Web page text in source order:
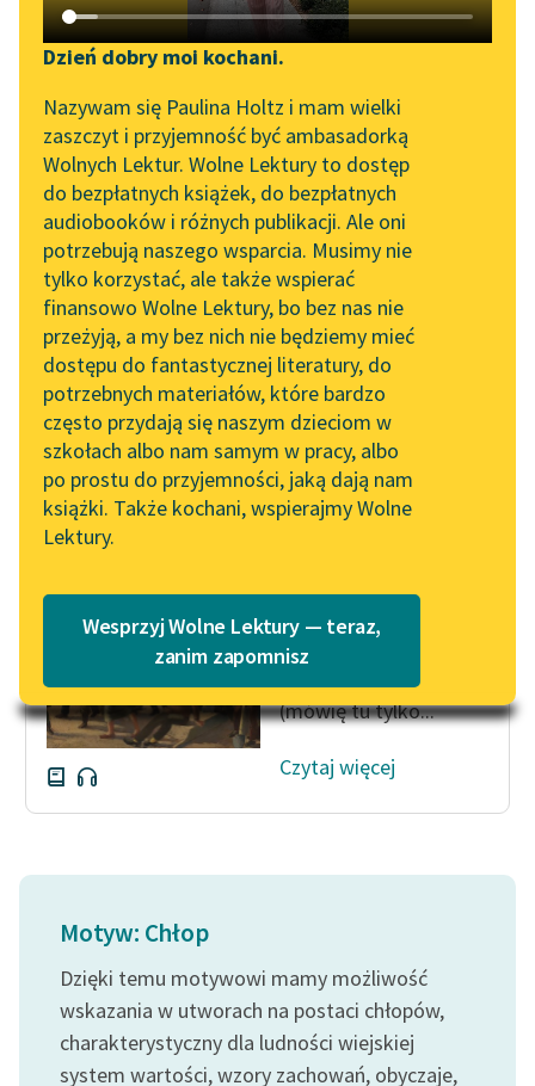
Katalog DAISY
Podkasty o książkach
Zgłoś brak utworu
Aktualności
„Prokurator Alicja Horn”
do słuchania
Byliśmy częścią AI Impact
Lab
Zapraszamy na spotkanie
online z tłumaczkami
literatury skandynawskiej
Spotkanie z Katarzyną
Tunkiel w Oslo
102. lata temu zmarł
Joseph Conrad
Lektury szkolne i klasyka
literatury do słuchania dla
uczennic i uczniów z
niepełnosprawnościami
E-kolekcja lektur
szkolnych i literatury do
uczniów z
Feministyczne inspiracje.
Popularyzacja
skandynawskiej literatury
feministycznej
Narzędzia
Mapa Wolnych Lektur
Leśmianator
Przewodnik dla piszących i
czytających
API
OAI-PMH
Widget Wolnych Lektur
Przypisy
Katalog w formacie PDF
Dzień dobry moi kochani.
Nazywam się Paulina Holtz i mam wielki
zaszczyt i przyjemność być ambasadorką
Wolnych Lektur. Wolne Lektury to dostęp
do bezpłatnych książek, do bezpłatnych
audiobooków i różnych publikacji. Ale oni
potrzebują naszego wsparcia. Musimy nie
tylko korzystać, ale także wspierać
finansowo Wolne Lektury, bo bez nas nie
przeżyją, a my bez nich nie będziemy mieć
dostępu do fantastycznej literatury, do
potrzebnych materiałów, które bardzo
często przydają się naszym dzieciom w
szkołach albo nam samym w pracy, albo
po prostu do przyjemności, jaką dają nam
książki. Także kochani, wspierajmy Wolne
Lektury.
Wesprzyj Wolne Lektury — teraz,
zanim zapomnisz
Karel Čapek
Możemy to sobie
dzisiaj tłumaczyć i
wyjaśniać, jak kto chce,
a więc cudownym
instynktem naszej...
Czytaj więcej
Karel Čapek
Fabryka Absolutu
katastrofa wyżywienia,
ale na szczęście swoje
mieliśmy przecie
(mówię tu tylko...
Czytaj więcej
Motyw: Chłop
Dzięki temu motywowi mamy możliwość
wskazania w utworach na postaci chłopów,
charakterystyczny dla ludności wiejskiej
system wartości, wzory zachowań, obyczaje,